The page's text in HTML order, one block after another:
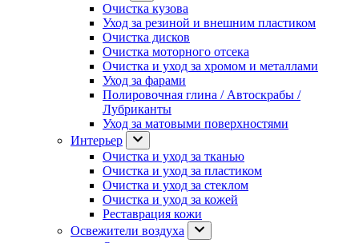
Очистка кузова
Уход за резиной и внешним пластиком
Очистка дисков
Очистка моторного отсека
Очистка и уход за хромом и металлами
Уход за фарами
Полировочная глина / Автоскрабы /
Лубриканты
Уход за матовыми поверхностями
Интерьер
Очистка и уход за тканью
Очистка и уход за пластиком
Очистка и уход за стеклом
Очистка и уход за кожей
Реставрация кожи
Освежители воздуха